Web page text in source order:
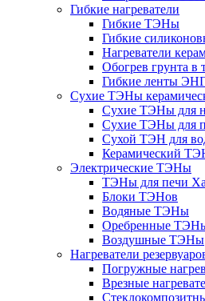
Гибкие нагреватели
Гибкие ТЭНы
Гибкие
Нагреватели
Обогрев грунта
Гибкие ленты
Сухие ТЭНы
Сухие ТЭНы для
Сухие ТЭНы для
Сухой ТЭН для
Керамический
Электрические ТЭНы
ТЭНы для печи
Блоки ТЭНов
Водяные ТЭНы
Оребренные
Воздушные ТЭНы
Нагреватели
Погружные
Врезные